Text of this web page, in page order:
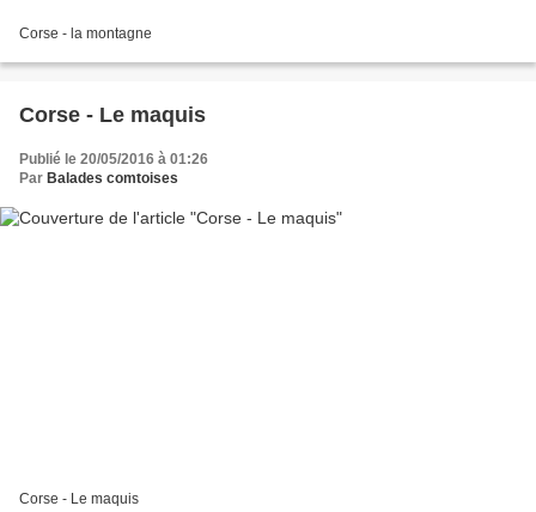
Corse - la montagne
Corse - Le maquis
Publié le 20/05/2016 à 01:26
Par Balades comtoises
Corse - Le maquis